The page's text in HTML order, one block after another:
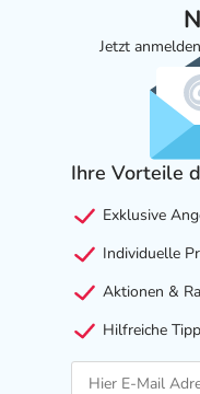
Jetzt
Ihre Vorteile
Exklusive
Individuelle
Aktionen &
Hilfreiche